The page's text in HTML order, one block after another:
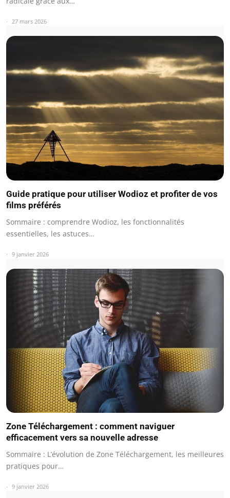
27 mars 2026
Guide pratique pour utiliser Wodioz et profiter de vos
films préférés
Sommaire : comprendre Wodioz, les fonctionnalités
essentielles, les astuces…
9 janvier 2026
Zone Téléchargement : comment naviguer
efficacement vers sa nouvelle adresse
Sommaire : L’évolution de Zone Téléchargement, les meilleures
pratiques pour…
9 janvier 2026